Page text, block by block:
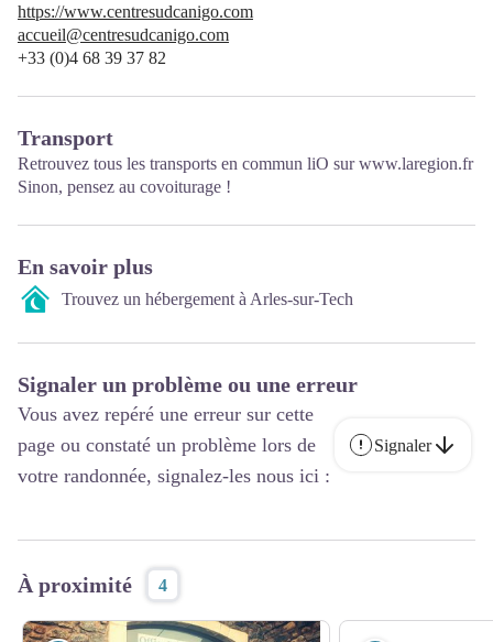
https://www.centresudcanigo.com
accueil@centresudcanigo.com
+33 (0)4 68 39 37 82
Transport
Retrouvez tous les transports en commun liO surwww.laregion.fr
Sinon, pensez au covoiturage !
En savoir plus
Trouvez un hébergement à Arles-sur-Tech
Signaler un problème ou une erreur
Vous avez repéré une erreur sur cette
page ou constaté un problème lors de
votre randonnée, signalez-les nous ici :
Signaler
À proximité 4